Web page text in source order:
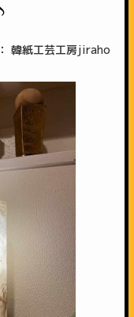
韓紙工芸工房jiraho